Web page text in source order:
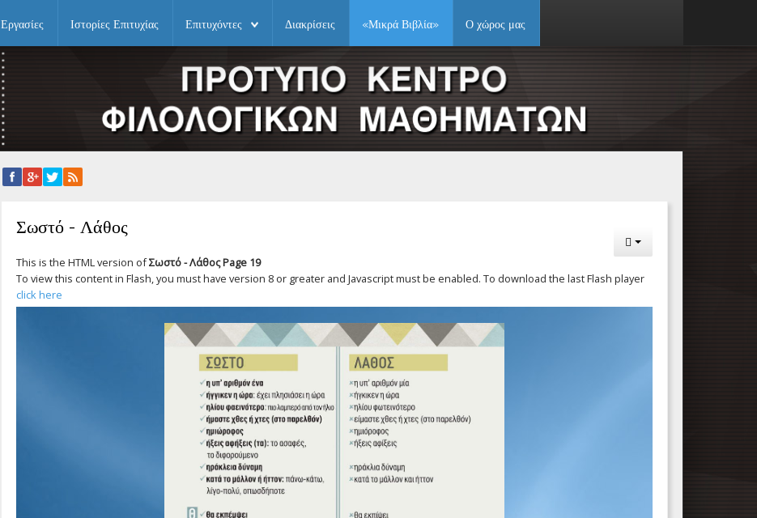
Εργασίες Ιστορίες Επιτυχίας Επιτυχόντες Διακρίσεις «Μικρά Βιβλία» Ο χώρος μας
Σωστό - Λάθος
This is the HTML version ofΣωστό - Λάθος Page 19
To view this content in Flash, you must have version 8 or greater and Javascript must be enabled. To download the last Flash player
click here